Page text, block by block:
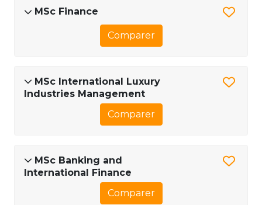
MSc Finance
Comparer
MSc International Luxury
Industries Management
Comparer
MSc Banking and
International Finance
Comparer